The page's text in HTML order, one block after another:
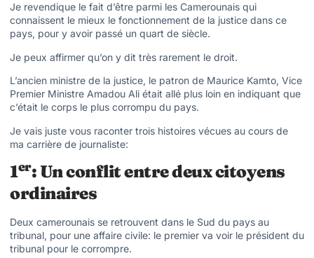
Je revendique le fait d’être parmi les Camerounais qui
connaissent le mieux le fonctionnement de la justice dans ce
pays, pour y avoir passé un quart de siècle.
Je peux affirmer qu’on y dit très rarement le droit.
L’ancien ministre de la justice, le patron de Maurice Kamto, Vice
Premier Ministre Amadou Ali était allé plus loin en indiquant que
c’était le corps le plus corrompu du pays.
Je vais juste vous raconter trois histoires vécues au cours de
ma carrière de journaliste:
1er: Un conflit entre deux citoyens
ordinaires
Deux camerounais se retrouvent dans le Sud du pays au
tribunal, pour une affaire civile: le premier va voir le président du
tribunal pour le corrompre.